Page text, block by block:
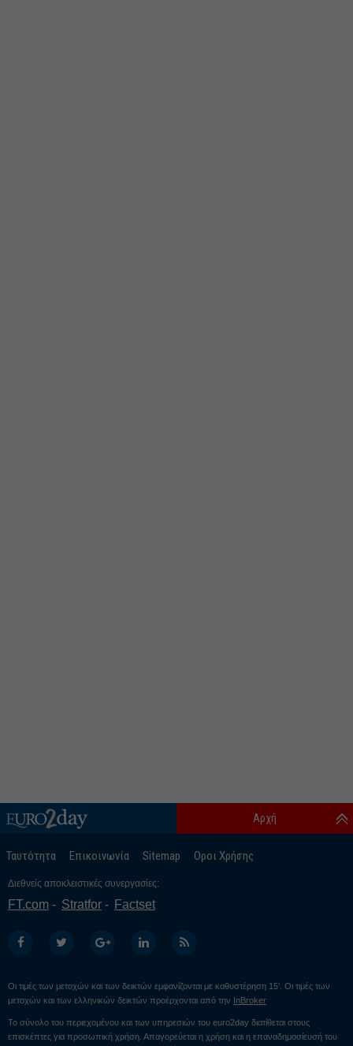
Ταυτότητα Επικοινωνία Sitemap Οροι Χρήσης
Αρχή
Διεθνείς αποκλειστικές συνεργασίες:
FT.com Stratfor Factset
Οι τιμές των μετοχών και των δεικτών εμφανίζονται με καθυστέρηση 15’. Οι τιμές των
μετοχών και των ελληνικών δεικτών προέρχονται από την InBroker
Το σύνολο του περιεχομένου και των υπηρεσιών του euro2day διατίθεται στους
επισκέπτες για προσωπική χρήση. Απαγορεύεται η χρήση και η επαναδημοσίευσή του